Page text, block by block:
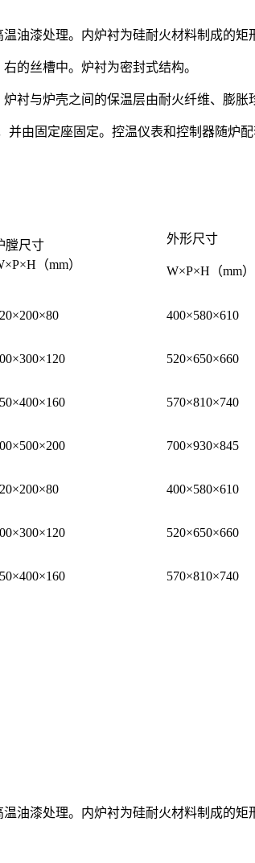
油漆处理。内炉衬为硅耐火材料制成的矩
的丝槽中。炉衬为密封式结构。
衬与炉壳之间的保温层由耐火纤维、膨胀
由固定座固定。控温仪表和控制器随炉配
膛尺寸
（mm）
外形尺寸
W×P×H（mm）
400×580×610
520×650×660
570×810×740
700×930×845
400×580×610
520×650×660
570×810×740
油漆处理。内炉衬为硅耐火材料制成的